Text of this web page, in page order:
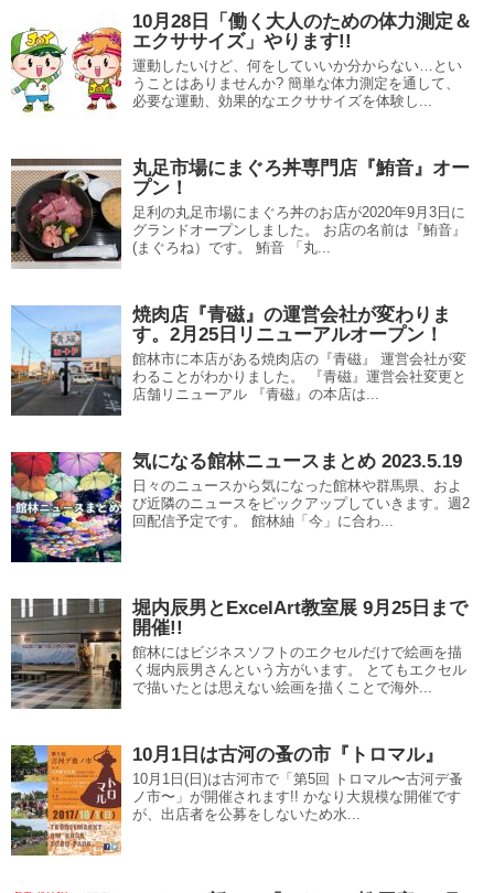
10月28日「働く大人のための体力測定＆
エクササイズ」やります!!
運動したいけど、何をしていいか分からない…とい
うことはありませんか? 簡単な体力測定を通して、
必要な運動、効果的なエクササイズを体験し...
丸足市場にまぐろ丼専門店『鮪音』オー
プン！
足利の丸足市場にまぐろ丼のお店が2020年9月3日に
グランドオープンしました。 お店の名前は『鮪音』
(まぐろね）です。 鮪音 「丸...
焼肉店『青磁』の運営会社が変わりま
す。2月25日リニューアルオープン！
館林市に本店がある焼肉店の『青磁』 運営会社が変
わることがわかりました。 『青磁』運営会社変更と
店舗リニューアル 『青磁』の本店は...
気になる館林ニュースまとめ 2023.5.19
日々のニュースから気になった館林や群馬県、およ
び近隣のニュースをピックアップしていきます。週2
回配信予定です。 館林紬「今」に合わ...
堀内辰男とExcelArt教室展 9月25日まで
開催!!
館林にはビジネスソフトのエクセルだけで絵画を描
く堀内辰男さんという方がいます。 とてもエクセル
で描いたとは思えない絵画を描くことで海外...
10月1日は古河の蚤の市『トロマル』
10月1日(日)は古河市で「第5回 トロマル〜古河デ蚤
ノ市〜」が開催されます!! かなり大規模な開催です
が、出店者を公募をしないため水...